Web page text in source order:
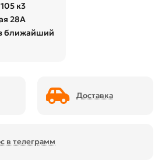
к3
28А
ближайший
Доставка
в телеграмм